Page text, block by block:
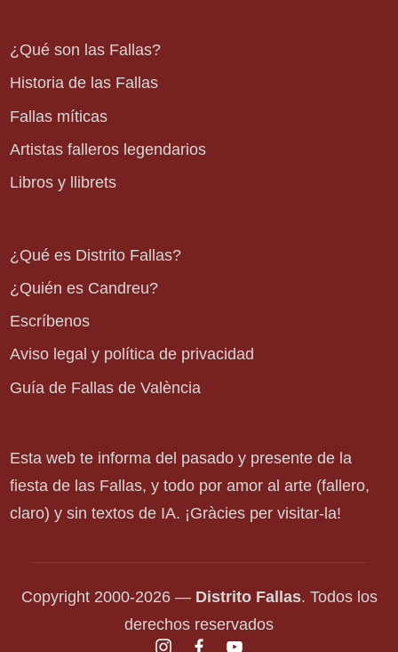
¿Qué son las Fallas?
Historia de las Fallas
Fallas míticas
Artistas falleros legendarios
Libros y llibrets
¿Qué es Distrito Fallas?
¿Quién es Candreu?
Escríbenos
Aviso legal y política de privacidad
Guía de Fallas de València
Esta web te informa del pasado y presente de la
fiesta de las Fallas, y todo por amor al arte (fallero,
claro) y sin textos de IA. ¡Gràcies per visitar-la!
Copyright 2000-2026 — Distrito Fallas. Todos los
derechos reservados